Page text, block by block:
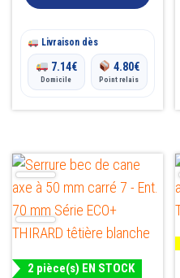
Livraison dès
7.14€
Domicile
4.80€
Point relais
2 pièce(s) EN STOCK